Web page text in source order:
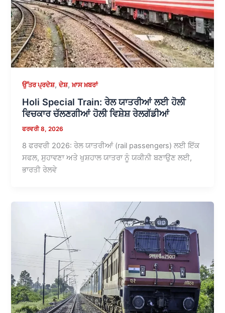
ਉੱਤਰ ਪ੍ਰਦੇਸ਼,ਦੇਸ਼,ਖ਼ਾਸ ਖ਼ਬਰਾਂ
Holi Special Train: ਰੇਲ ਯਾਤਰੀਆਂ ਲਈ ਹੋਲੀ
ਵਿਚਕਾਰ ਚੱਲਣਗੀਆਂ ਹੋਲੀ ਵਿਸ਼ੇਸ਼ ਰੇਲਗੱਡੀਆਂ
ਫਰਵਰੀ 8, 2026
8 ਫਰਵਰੀ 2026: ਰੇਲ ਯਾਤਰੀਆਂ (rail passengers) ਲਈ ਇੱਕ
ਸਫਲ, ਸੁਹਾਵਣਾ ਅਤੇ ਖੁਸ਼ਹਾਲ ਯਾਤਰਾ ਨੂੰ ਯਕੀਨੀ ਬਣਾਉਣ ਲਈ,
ਭਾਰਤੀ ਰੇਲਵੇ